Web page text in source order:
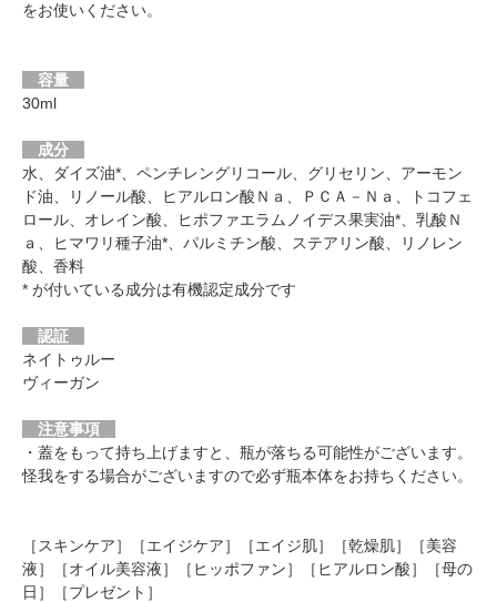
をお使いください。
容量
30ml
成分
水、ダイズ油*、ペンチレングリコール、グリセリン、アーモン
ド油、リノール酸、ヒアルロン酸Ｎａ、ＰＣＡ－Ｎａ、トコフェ
ロール、オレイン酸、ヒポファエラムノイデス果実油*、乳酸Ｎ
ａ、ヒマワリ種子油*、パルミチン酸、ステアリン酸、リノレン
酸、香料
* が付いている成分は有機認定成分です
認証
ネイトゥルー
ヴィーガン
注意事項
・蓋をもって持ち上げますと、瓶が落ちる可能性がございます。
怪我をする場合がございますので必ず瓶本体をお持ちください。
［スキンケア］［エイジケア］［エイジ肌］［乾燥肌］［美容
液］［オイル美容液］［ヒッポファン］［ヒアルロン酸］［母の
日］［プレゼント］